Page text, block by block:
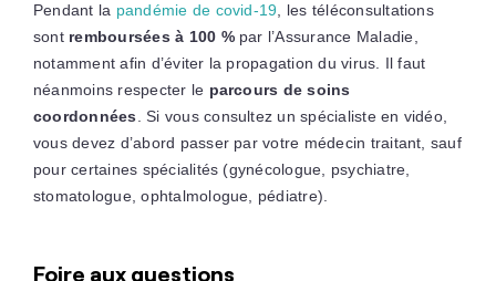
Pendant la pandémie de covid-19 , les téléconsultations
sontremboursées à 100 %par l’Assurance Maladie,
notamment afin d’éviter la propagation du virus. Il faut
néanmoins respecter le parcours de soins
coordonnées
. Si vous consultez un spécialiste en vidéo,
vous devez d’abord passer par votre médecin traitant, sauf
pour certaines spécialités (gynécologue, psychiatre,
stomatologue, ophtalmologue, pédiatre).
Foire aux questions